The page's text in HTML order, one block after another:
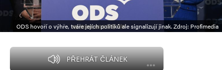
ODS hovoří o výhře, tváře jejích politiků ale signalizují jinak. Zdroj: Profimedia
PŘEHRÁT ČLÁNEK